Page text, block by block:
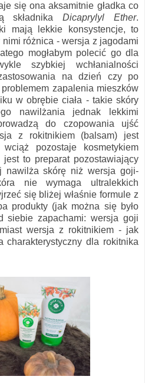
się ona aksamitnie gładka co
składnikaDicaprylyl Ether.
mają lekkie konsystencje, to
różnica - wersja z jagodami
mogłabym polecić go dla
szybkiej wchłanialności
na dzień czy po
zapalenia mieszków
w obrębie ciała - takie skóry
nawilżania jednak lekkimi
do czopowania ujść
z rokitnikiem (balsam) jest
pozostaje kosmetykiem
jest to preparat pozostawiający
nawilża skórę niż wersja goji-
nie wymaga ultralekkich
się bliżej właśnie formule z
produkty (jak można się było
siebie zapachami: wersja goji
wersja z rokitnikiem - jak
charakterystyczny dla rokitnika